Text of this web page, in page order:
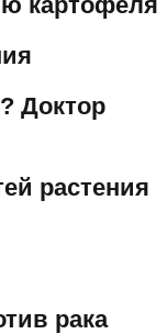
Доктор
растения
рака